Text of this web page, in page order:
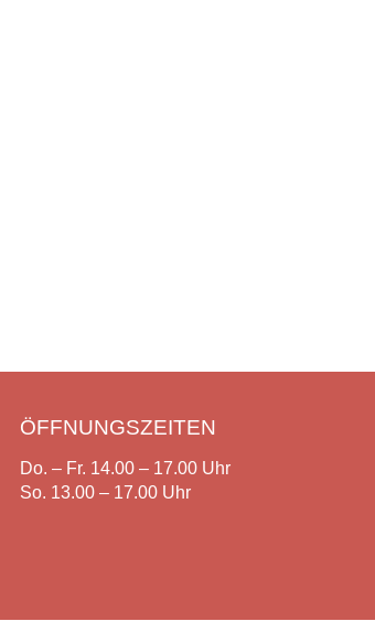
ÖFFNUNGSZEITEN
Do. – Fr. 14.00 – 17.00 Uhr
So. 13.00 – 17.00 Uhr